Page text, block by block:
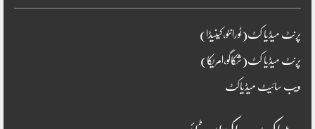
پرنٹ میڈیا کٹ(ٹورانٹو،کینیڈا)
پرنٹ میڈیا کٹ(شکاگو،امریکا)
ویب سائیٹ میڈیاکٹ